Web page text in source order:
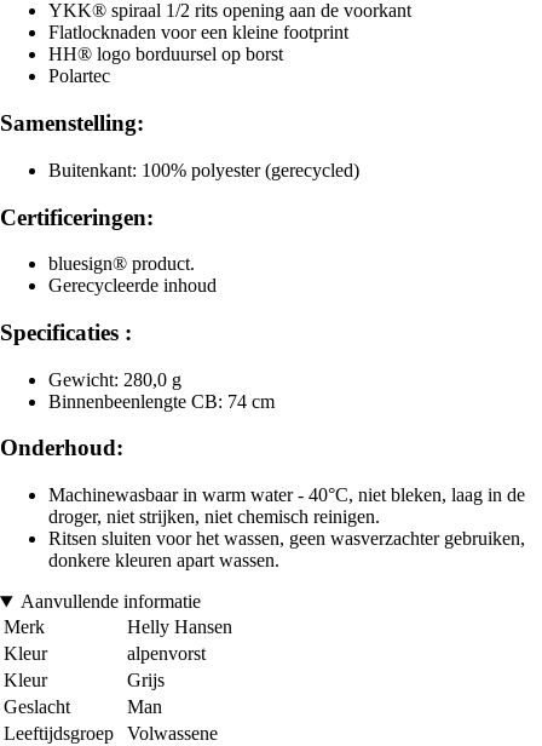
YKK® spiraal 1/2 rits opening aan de voorkant
Flatlocknaden voor een kleine footprint
HH® logo borduursel op borst
Polartec
Samenstelling:
Buitenkant: 100% polyester (gerecycled)
Certificeringen:
bluesign® product.
Gerecycleerde inhoud
Specificaties :
Gewicht: 280,0 g
Binnenbeenlengte CB: 74 cm
Onderhoud:
Machinewasbaar in warm water - 40°C, niet bleken, laag in de
droger, niet strijken, niet chemisch reinigen.
Ritsen sluiten voor het wassen, geen wasverzachter gebruiken,
donkere kleuren apart wassen.
Aanvullende informatie
Merk
Helly Hansen
Kleur
alpenvorst
Kleur
Grijs
Geslacht
Man
Leeftijdsgroep
Volwassene